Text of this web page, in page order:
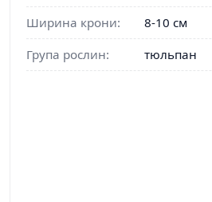
Ширина крони:
8-10 см
Група рослин:
тюльпан